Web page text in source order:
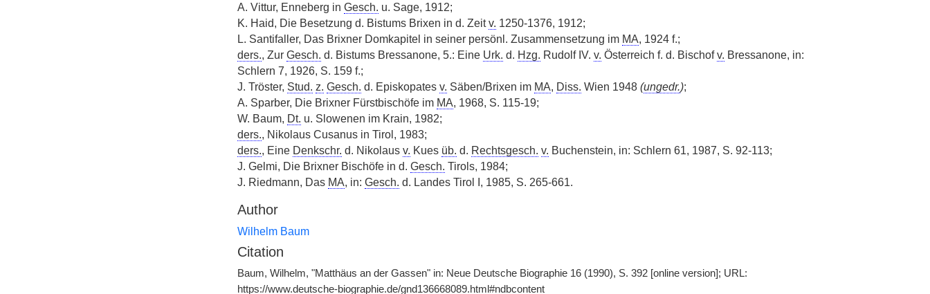
A. Vittur, Enneberg in Gesch. u. Sage, 1912;
K. Haid, Die Besetzung d. Bistums Brixen in d. Zeitv. 1250-1376, 1912;
L. Santifaller, Das Brixner Domkapitel in seiner persönl. Zusammensetzung im MA, 1924 f.;
ders., Zur Gesch. d. Bistums Bressanone, 5.: Eine Urk. d. Hzg. Rudolf IV. v. Österreich f. d. Bischofv. Bressanone, in:
Schlern 7, 1926, S. 159 f.;
J. Tröster, Stud. z. Gesch. d. Episkopates v. Säben/Brixen im MA, Diss. Wien 1948 (ungedr.);
A. Sparber, Die Brixner Fürstbischöfe im MA, 1968, S. 115-19;
W. Baum, Dt. u. Slowenen im Krain, 1982;
ders., Nikolaus Cusanus in Tirol, 1983;
ders., Eine Denkschr. d. Nikolaus v. Kues üb. d. Rechtsgesch. v. Buchenstein, in: Schlern 61, 1987, S. 92-113;
J. Gelmi, Die Brixner Bischöfe in d. Gesch. Tirols, 1984;
J. Riedmann, Das MA, in: Gesch. d. Landes Tirol I, 1985, S. 265-661.
Author
Wilhelm Baum
Citation
Baum, Wilhelm, "Matthäus an der Gassen" in: Neue Deutsche Biographie 16 (1990), S. 392 [online version]; URL:
https://www.deutsche-biographie.de/gnd136668089.html#ndbcontent